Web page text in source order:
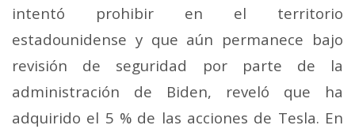
intentó prohibir en el territorio
estadounidense y que aún permanece bajo
revisión de seguridad por parte de la
administración de Biden, reveló que ha
adquirido el 5 % de las acciones de Tesla. En